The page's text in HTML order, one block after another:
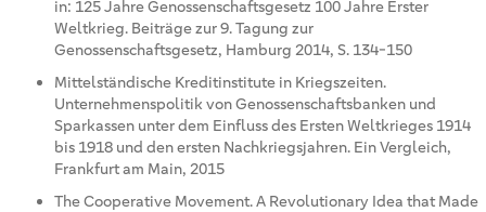
in: 125 Jahre Genossenschaftsgesetz 100 Jahre Erster
Weltkrieg. Beiträge zur 9. Tagung zur
Genossenschaftsgesetz, Hamburg 2014, S. 134-150
Mittelständische Kreditinstitute in Kriegszeiten.
Unternehmenspolitik von Genossenschaftsbanken und
Sparkassen unter dem Einfluss des Ersten Weltkrieges 1914
bis 1918 und den ersten Nachkriegsjahren. Ein Vergleich,
Frankfurt am Main, 2015
The Cooperative Movement. A Revolutionary Idea that Made